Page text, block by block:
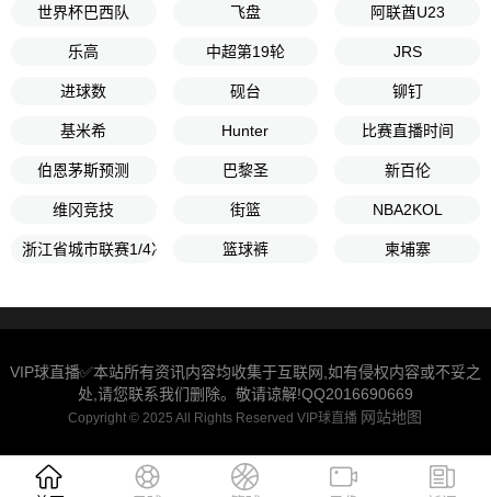
世界杯巴西队 飞盘 阿联酋U23
乐高 中超第19轮 JRS
进球数 砚台 铆钉
基米希 Hunter 比赛直播时间
伯恩茅斯预测 巴黎圣 新百伦
维冈竞技 街篮 NBA2KOL
浙江省城市联赛1/4决赛 篮球裤 柬埔寨
VIP球直播✅本站所有资讯内容均收集于互联网,如有侵权内容或不妥之
处,请您联系我们删除。敬请谅解!QQ2016690669
Copyright © 2025 All Rights Reserved VIP球直播 网站地图